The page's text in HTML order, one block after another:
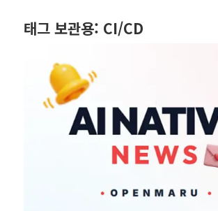
태그 보관용: CI/CD